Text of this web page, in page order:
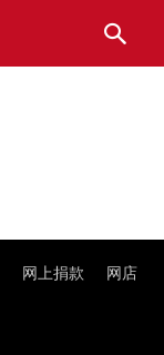
网上捐款 网店